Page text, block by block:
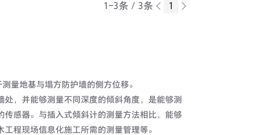
1-3条／3条 1
量地基与塌方防护墙的侧方位移。
处，并能够测量不同深度的倾斜角度，是能够测
传感器。与插入式倾斜计的测量方法相比，能够
程现场信息化施工所需的测量管理等。